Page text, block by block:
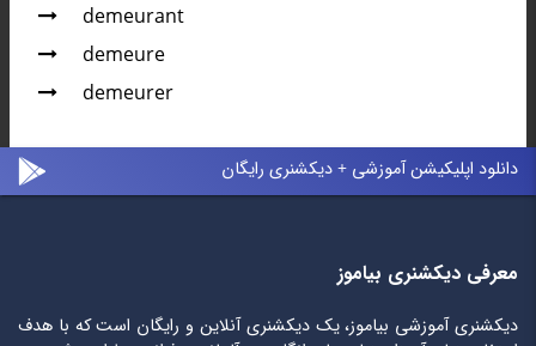
demeurant
demeure
demeurer
دانلود اپلیکیشن آموزشی + دیکشنری رایگان
معرفی دیکشنری بیاموز
دیکشنری آموزشی بیاموز، یک دیکشنری آنلاین و رایگان است که با هدف